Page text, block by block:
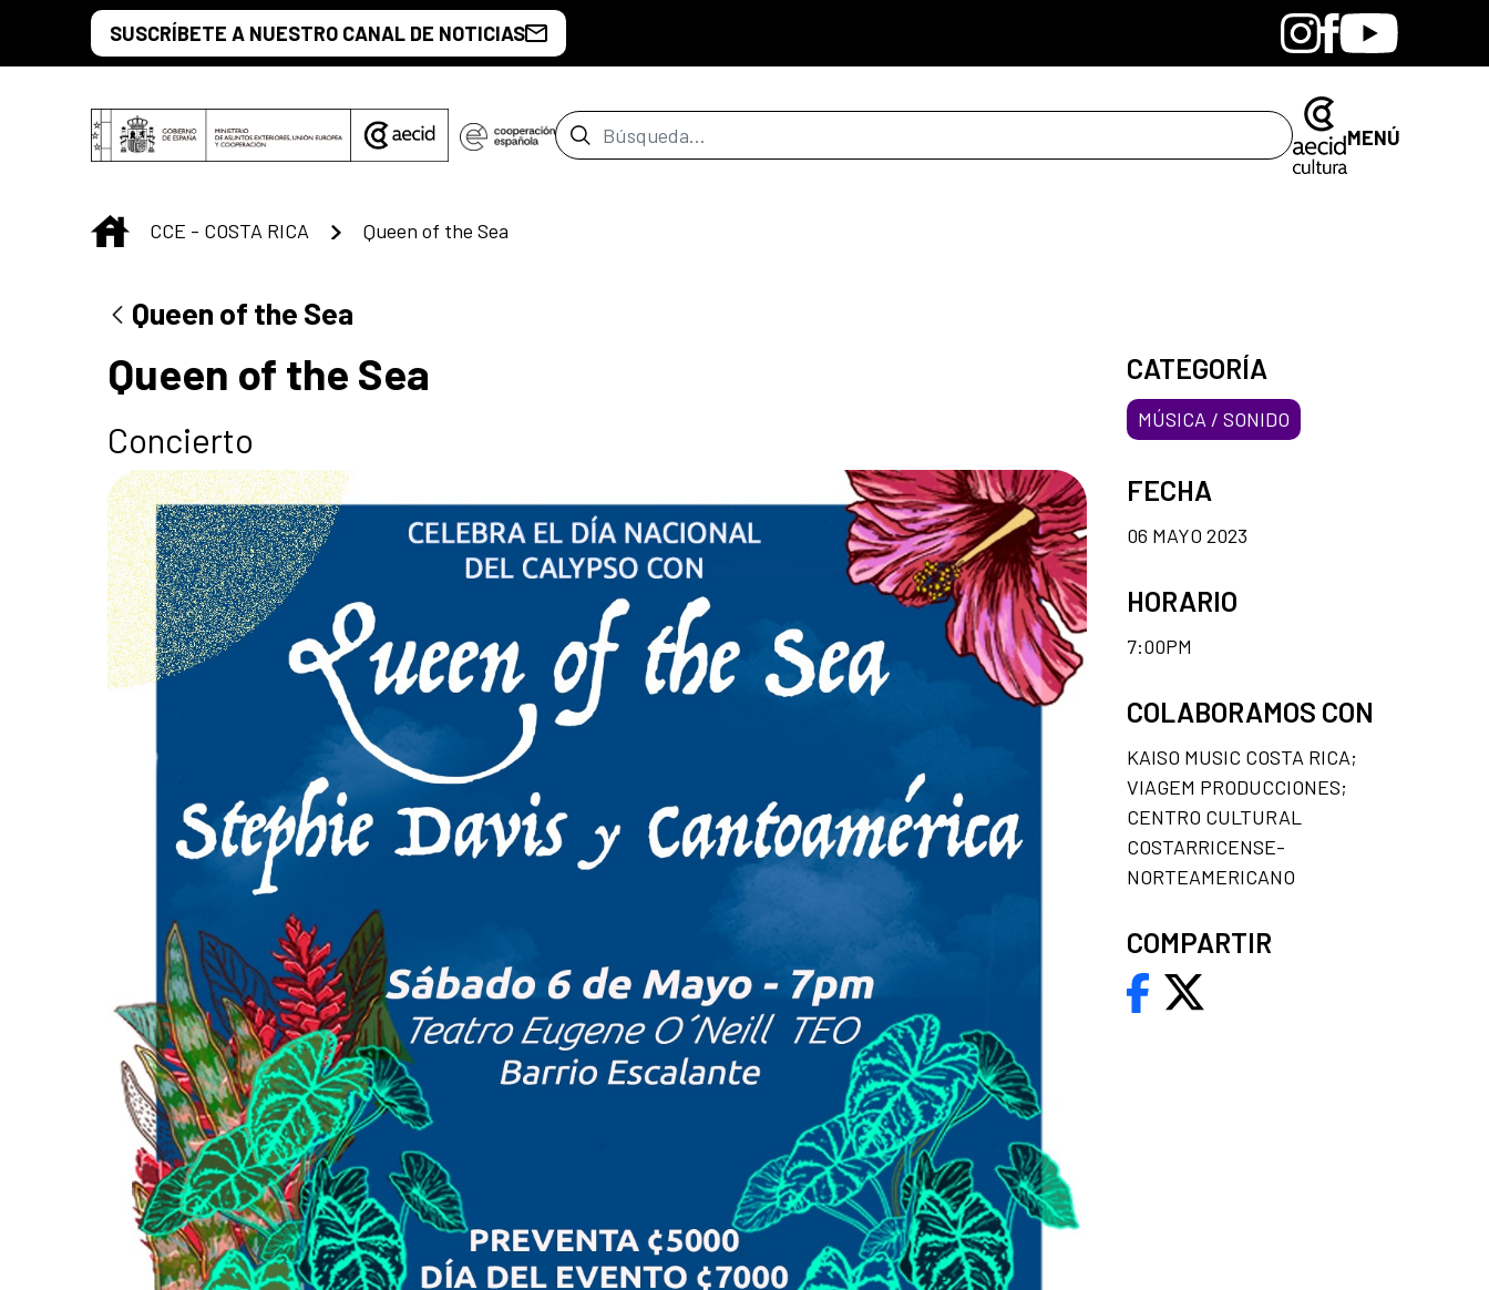
Saltar al contenido principal
SUSCRÍBETE A NUESTRO CANAL DE NOTICIAS BandcampInstagram
Facebook
Youtube
Barra de búsqueda MENÚ
INICIO
CCE - COSTA RICA Queen of the Sea
Queen of the Sea
Queen of the Sea
Concierto
CATEGORÍA
MÚSICA / SONIDO
FECHA
06 MAYO 2023
HORARIO
7:00PM
COLABORAMOS CON
KAISO MUSIC COSTA RICA;
VIAGEM PRODUCCIONES;
CENTRO CULTURAL
COSTARRICENSE-
NORTEAMERICANO
COMPARTIR